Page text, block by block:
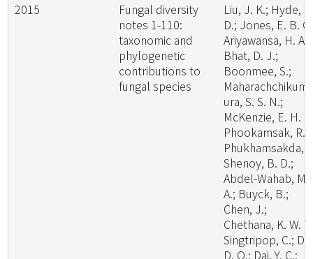
2015
Fungal diversity
notes 1-110:
taxonomic and
phylogenetic
contributions to
fungal species
Liu, J. K.; Hyde,
D.; Jones, E. B.
Ariyawansa, H. A.;
Bhat, D. J.;
Boonmee, S.;
ura, S. S. N.;
McKenzie, E. H.
Phookamsak, R.;
Phukhamsakda,
Shenoy, B. D.;
Abdel-Wahab, M.
A.; Buyck, B.;
Chen, J.;
Chethana, K. W.
Singtripop, C.;
D. Q.; Dai, Y. C.;